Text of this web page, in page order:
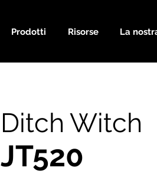
Prodotti Risorse La
Ditch Witch
JT520